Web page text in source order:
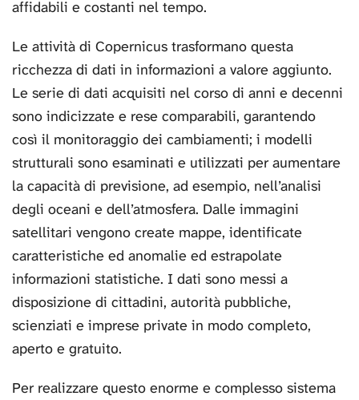
affidabili e costanti nel tempo.
Le attività di Copernicus trasformano questa
ricchezza di dati in informazioni a valore aggiunto.
Le serie di dati acquisiti nel corso di anni e decenni
sono indicizzate e rese comparabili, garantendo
così il monitoraggio dei cambiamenti; i modelli
strutturali sono esaminati e utilizzati per aumentare
la capacità di previsione, ad esempio, nell’analisi
degli oceani e dell’atmosfera. Dalle immagini
satellitari vengono create mappe, identificate
caratteristiche ed anomalie ed estrapolate
informazioni statistiche. I dati sono messi a
disposizione di cittadini, autorità pubbliche,
scienziati e imprese private in modo completo,
aperto e gratuito.
Per realizzare questo enorme e complesso sistema